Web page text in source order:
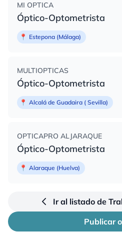
MI OPTICA
Óptico-Optometrista
📍 Estepona (Málaga)
MULTIOPTICAS
Óptico-Optometrista
📍 Alcalá de Guadaira ( Sevilla)
OPTICAPRO ALJARAQUE
Óptico-Optometrista
📍 Alaraque (Huelva)
Ir al listado de
Publicar